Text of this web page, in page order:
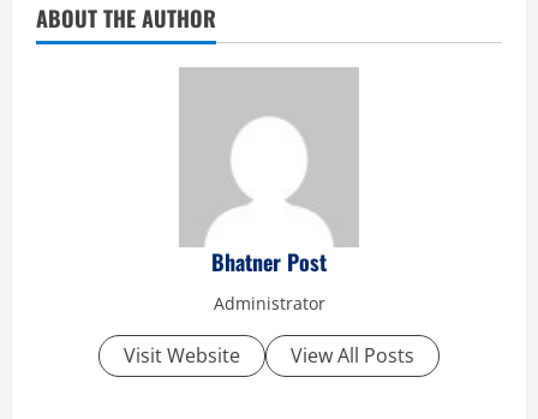
ABOUT THE AUTHOR
Bhatner Post
Administrator
Visit Website View All Posts